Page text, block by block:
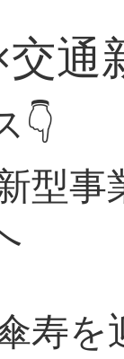
通
👇
型
寿